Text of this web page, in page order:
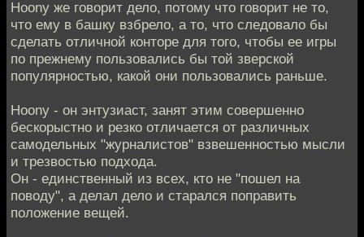
Hoony же говорит дело, потому что говорит не то,
что ему в башку взбрело, а то, что следовало бы
сделать отличной конторе для того, чтобы ее игры
по прежнему пользовались бы той зверской
популярностью, какой они пользовались раньше.
Hoony - он энтузиаст, занят этим совершенно
бескорыстно и резко отличается от различных
самодельных "журналистов" взвешенностью мысли
и трезвостью подхода.
Он - единственный из всех, кто не "пошел на
поводу", а делал дело и старался поправить
положение вещей.